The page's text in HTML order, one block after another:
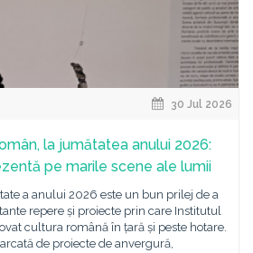
30 Jul 2026
la jumătatea anului 2026:
pe marile scene ale lumii
a anului 2026 este un bun prilej de a
repere și proiecte prin care Institutul
cultura română în țară și peste hotare.
de proiecte de anvergură,